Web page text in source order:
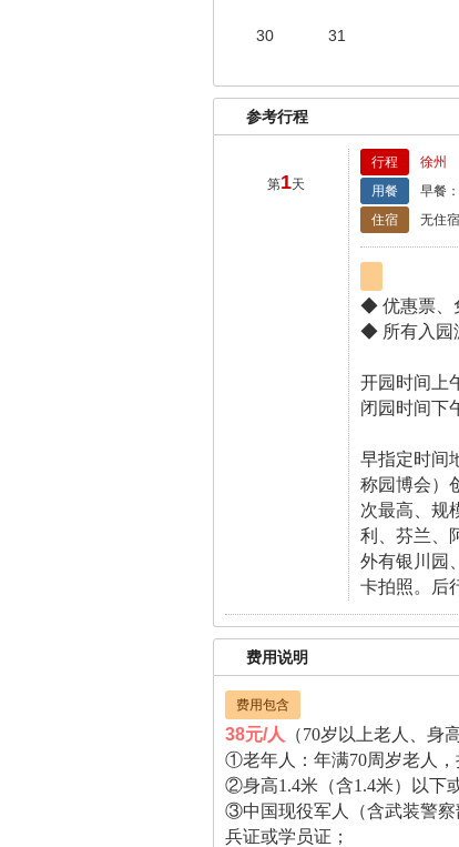
30 31
参考行程
第1天
行程
徐州
用餐
早餐
住宿
无住宿
◆ 优惠票、
◆ 所有入园
开园时间上
闭园时间下
早指定时间
称园博会）
次最高、规
利、芬兰、
外有银川园
卡拍照。后
费用说明
费用包含
38元/人
（70岁以上老人、身
①老年人：年满70周岁老人，
②身高1.4米（含1.4米）以下
③中国现役军人（含武装警察
兵证或学员证；